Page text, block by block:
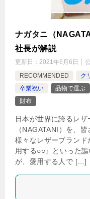
ナガタニ（
社長が解説
更新日： 2021年6月6日
RECOMMENDED
ク
卒業祝い
品物で選ぶ
財布
日本が世界に誇るレ
（NAGATANI）を、
様々なレザーブラン
用する○○』といった
が、愛用する人で […]